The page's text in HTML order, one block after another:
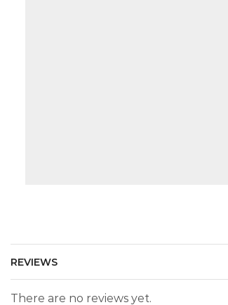
REVIEWS
There are no reviews yet.